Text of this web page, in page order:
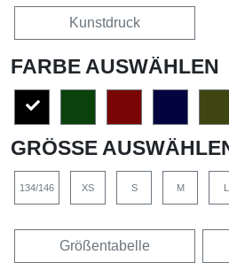
Kunstdruck
FARBE AUSWÄHLEN
GRÖSSE AUSWÄHLEN
134/146 XS S M
Größentabelle